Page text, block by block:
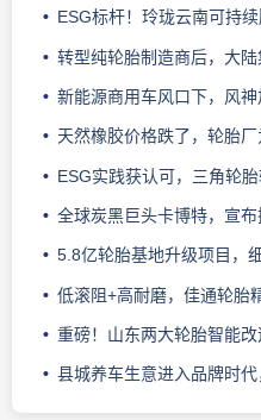
ESG标杆！玲珑云南可持
转型纯轮胎制造商后，大
新能源商用车风口下，风
天然橡胶价格跌了，轮胎厂
ESG实践获认可，三角轮
全球炭黑巨头卡博特，宣布
5.8亿轮胎基地升级项目，
低滚阻+高耐磨，佳通轮胎
重磅！山东两大轮胎智能
县城养车生意进入品牌时代，